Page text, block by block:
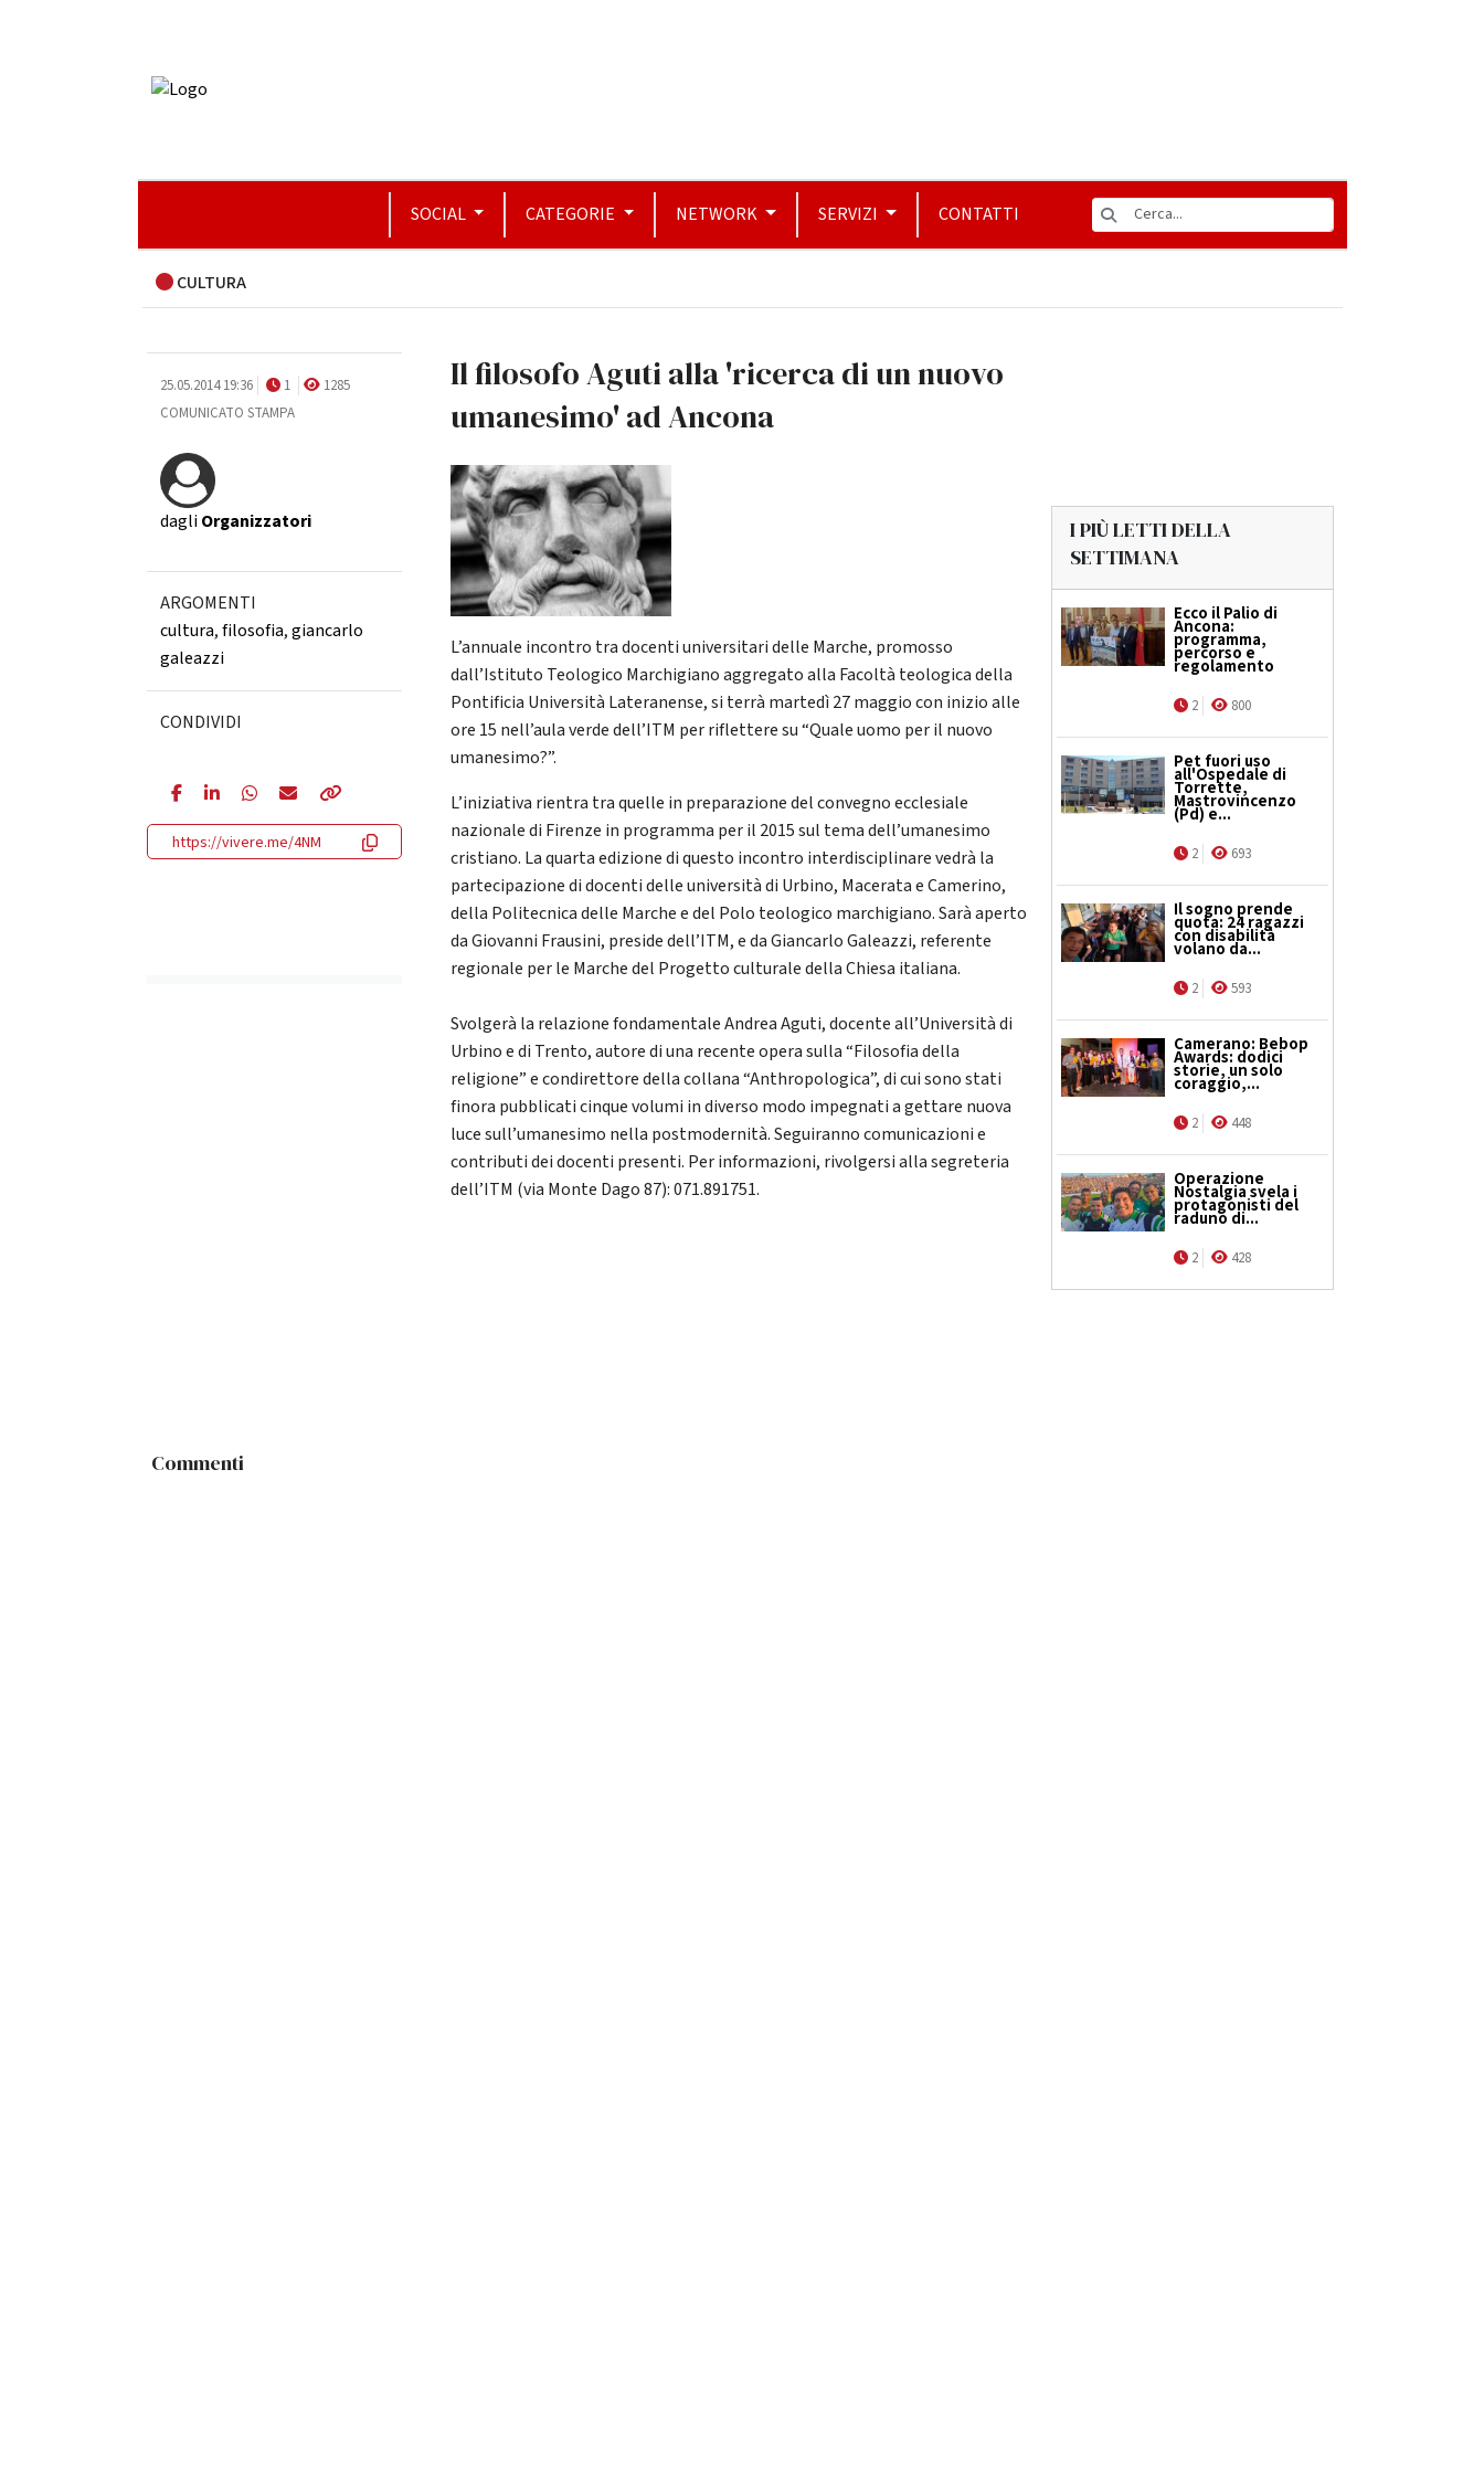
SOCIAL CATEGORIE NETWORK SERVIZI CONTATTI
CULTURA
25.05.2014 19:36 1
1285
COMUNICATO STAMPA
dagliOrganizzatori
ARGOMENTI
cultura,filosofia,giancarlo
galeazzi
CONDIVIDI
https://vivere.me/4NM
Il filosofo Aguti alla 'ricerca di un nuovo
umanesimo' ad Ancona
L’annuale incontro tra docenti universitari delle Marche, promosso
dall’Istituto Teologico Marchigiano aggregato alla Facoltà teologica della
Pontificia Università Lateranense, si terrà martedì 27 maggio con inizio alle
ore 15 nell’aula verde dell’ITM per riflettere su “Quale uomo per il nuovo
umanesimo?”.
L’iniziativa rientra tra quelle in preparazione del convegno ecclesiale
nazionale di Firenze in programma per il 2015 sul tema dell’umanesimo
cristiano. La quarta edizione di questo incontro interdisciplinare vedrà la
partecipazione di docenti delle università di Urbino, Macerata e Camerino,
della Politecnica delle Marche e del Polo teologico marchigiano. Sarà aperto
da Giovanni Frausini, preside dell’ITM, e da Giancarlo Galeazzi, referente
regionale per le Marche del Progetto culturale della Chiesa italiana.
Svolgerà la relazione fondamentale Andrea Aguti, docente all’Università di
Urbino e di Trento, autore di una recente opera sulla “Filosofia della
religione” e condirettore della collana “Anthropologica”, di cui sono stati
finora pubblicati cinque volumi in diverso modo impegnati a gettare nuova
luce sull’umanesimo nella postmodernità. Seguiranno comunicazioni e
contributi dei docenti presenti. Per informazioni, rivolgersi alla segreteria
dell’ITM (via Monte Dago 87): 071.891751.
I PIÙ LETTI DELLA
SETTIMANA
Ecco il Palio di
Ancona:
programma,
percorso e
regolamento
2 800
Pet fuori uso
all'Ospedale di
Torrette,
Mastrovincenzo
(Pd) e...
2 693
Il sogno prende
quota: 24 ragazzi
con disabilità
volano da...
2 593
Camerano: Bebop
Awards: dodici
storie, un solo
coraggio,...
2 448
Operazione
Nostalgia svela i
protagonisti del
raduno di...
2 428
Commenti